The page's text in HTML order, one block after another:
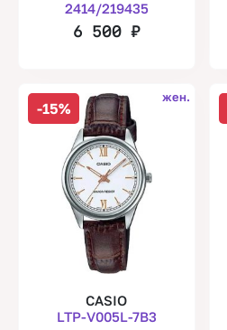
2414/219435
6 500 ₽
-15%
жен.
CASIO
LTP-V005L-7B3